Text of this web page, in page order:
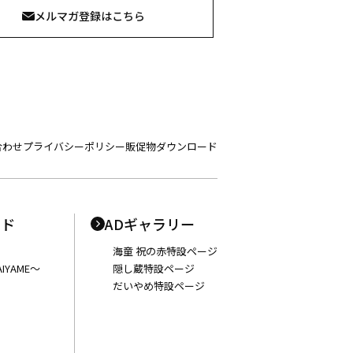
メルマガ登録はこちら
せプライバシーポリシー販促物ダウンロード
〜
ADギャラリー
海童 祝の赤特設ページ
隠し蔵特設ページ
だいやめ特設ページ